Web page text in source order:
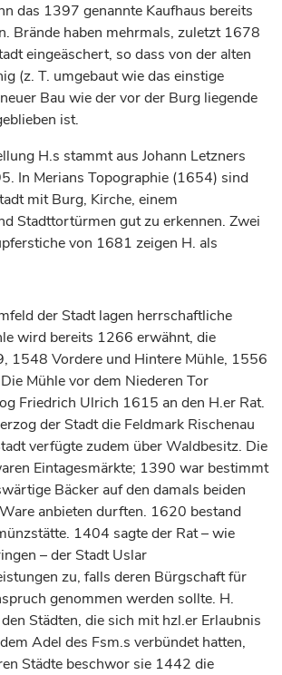
das 1397 genannte Kaufhaus bereits
Brände haben mehrmals, zuletzt 1678
eingeäschert, so dass von der alten
(z. T. umgebaut wie das einstige
Bau wie der vor der Burg liegende
ist.
H.s stammt aus Johann Letzners
In Merians Topographie (1654) sind
mit Burg, Kirche, einem
Stadttortürmen gut zu erkennen. Zwei
von 1681 zeigen H. als
der Stadt lagen herrschaftliche
wird bereits 1266 erwähnt, die
1548 Vordere und Hintere Mühle, 1556
Mühle vor dem Niederen Tor
Friedrich Ulrich 1615 an den H.er Rat.
der Stadt die Feldmark Rischenau
verfügte zudem über Waldbesitz. Die
Eintagesmärkte; 1390 war bestimmt
Bäcker auf den damals beiden
anbieten durften. 1620 bestand
1404 sagte der Rat – wie
– der StadtUslar
zu, falls deren Bürgschaft für
genommen werden sollte. H.
Städten, die sich mit hzl.er Erlaubnis
Adel des Fsm.s verbündet hatten,
Städte beschwor sie 1442 die